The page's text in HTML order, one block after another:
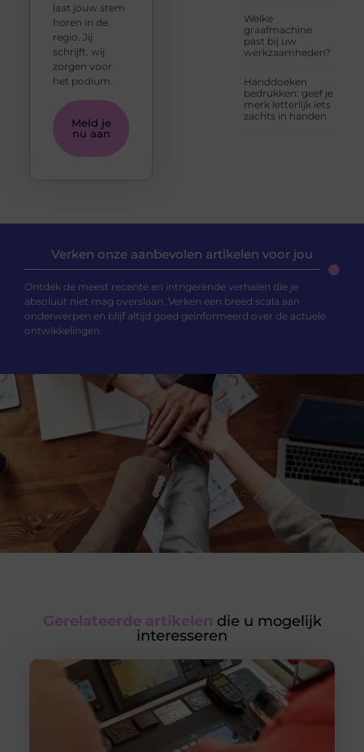
Welke
graafmachine
past bij uw
werkzaamheden?
Handdoeken
bedrukken: geef je
merk letterlijk iets
zachts in handen
laat jouw stem
horen in de
regio. Jij
schrijft, wij
zorgen voor
het podium.
Meld je
nu aan
Verken onze aanbevolen artikelen voor jou
Ontdek de meest recente en intrigerende verhalen die je
absoluut niet mag overslaan. Verken een breed scala aan
onderwerpen en blijf altijd goed geïnformeerd over de actuele
ontwikkelingen.
Gerelateerde artikelen die u mogelijk
interesseren